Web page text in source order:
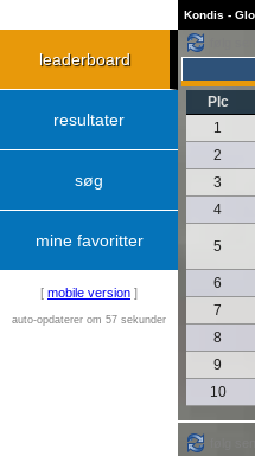
Kondis -
leaderboard
resultater
søg
mine favoritter
[ mobile version ]
auto-opdaterer om 57 sekunder
Plc
1
2
3
4
5
6
7
8
9
10